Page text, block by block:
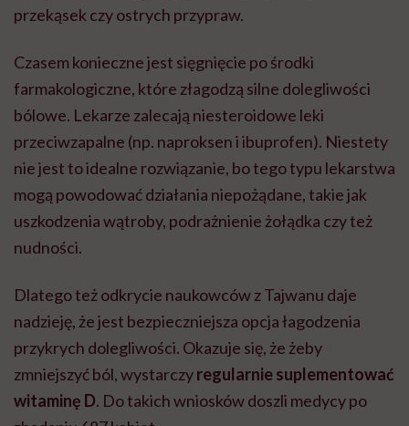
przekąsek czy ostrych przypraw.
Czasem konieczne jest sięgnięcie po środki
farmakologiczne, które złagodzą silne dolegliwości
bólowe. Lekarze zalecają niesteroidowe leki
przeciwzapalne (np. naproksen i ibuprofen). Niestety
nie jest to idealne rozwiązanie, bo tego typu lekarstwa
mogą powodować działania niepożądane, takie jak
uszkodzenia wątroby, podrażnienie żołądka czy też
nudności.
Dlatego też odkrycie naukowców z Tajwanu daje
nadzieję, że jest bezpieczniejsza opcja łagodzenia
przykrych dolegliwości. Okazuje się, że żeby
zmniejszyć ból, wystarczyregularnie suplementować
witaminę D. Do takich wniosków doszli medycy po